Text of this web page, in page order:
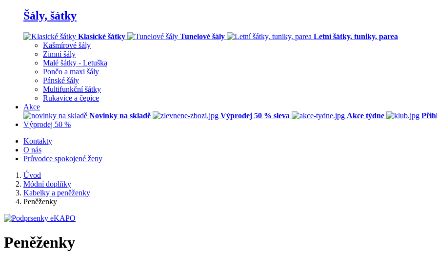
Šály, šátky
Klasické šátky Tunelové šály
Letní šátky, tuniky, parea
Kašmírové šály
Zimní šály
Malé šátky - Letuška
Pončo a maxi šály
Pánské šály
Multifunkční šátky
Rukavice a čepice
Akce
Novinky na skladě
Výprodej 50 % sleva Akce týdne
Výprodej 50 %
Kontakty
O nás
Průvodce spokojené ženy
Úvod
Módní doplňky
Kabelky a peněženky
Peněženky
Peněženky